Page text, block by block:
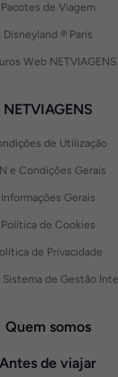
Pacotes de Viagem
Disneyland ® Paris
Web NETVIAGENS
NETVIAGENS
de Utilização
e Condições Gerais
Informações Gerais
Política de Cookies
de Privacidade
Sistema de Gestão
Quem somos
Antes de viajar